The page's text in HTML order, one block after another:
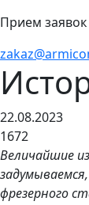
Прием
22.08.2023
1672
Величайшие
фрезерного